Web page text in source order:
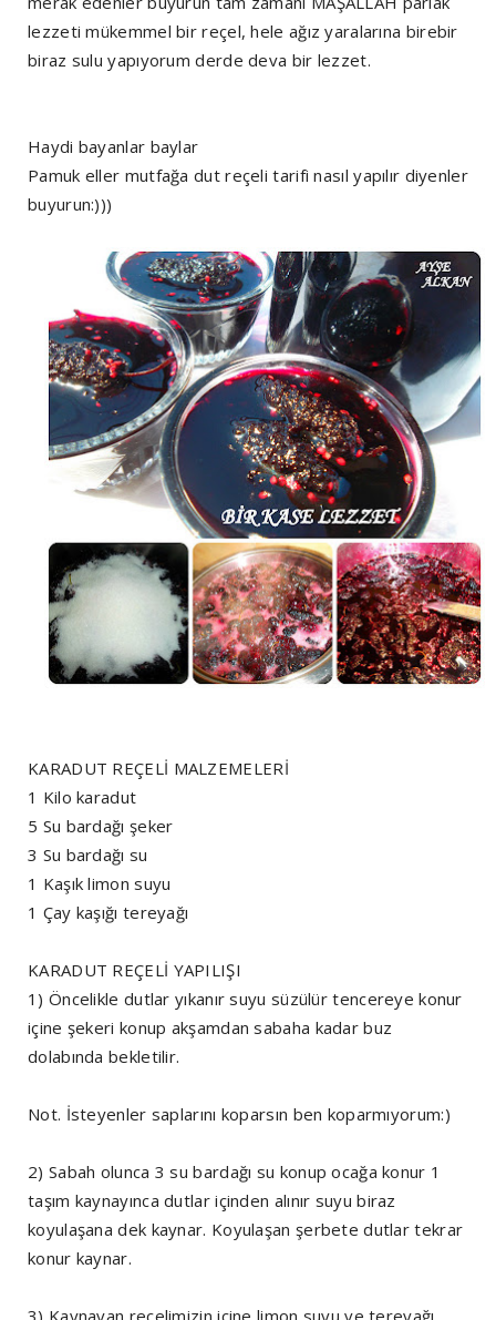
lezzeti mükemmel bir reçel, hele ağız yaralarına birebir
biraz sulu yapıyorum derde deva bir lezzet.
Haydi bayanlar baylar
Pamuk eller mutfağa dut reçeli tarifi nasıl yapılır diyenler
buyurun:)))
KARADUT REÇELİ MALZEMELERİ
1 Kilo karadut
5 Su bardağı şeker
3 Su bardağı su
1 Kaşık limon suyu
1 Çay kaşığı tereyağı
KARADUT REÇELİ YAPILIŞI
1) Öncelikle dutlar yıkanır suyu süzülür tencereye konur
içine şekeri konup akşamdan sabaha kadar buz
dolabında bekletilir.
Not. İsteyenler saplarını koparsın ben koparmıyorum:)
2) Sabah olunca 3 su bardağı su konup ocağa konur 1
taşım kaynayınca dutlar içinden alınır suyu biraz
koyulaşana dek kaynar. Koyulaşan şerbete dutlar tekrar
konur kaynar.